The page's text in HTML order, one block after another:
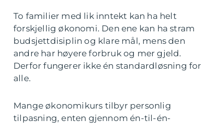
To familier med lik inntekt kan ha helt
forskjellig økonomi. Den ene kan ha stram
budsjettdisiplin og klare mål, mens den
andre har høyere forbruk og mer gjeld.
Derfor fungerer ikke én standardløsning for
alle.
Mange økonomikurs tilbyr personlig
tilpasning, enten gjennom én-til-én-